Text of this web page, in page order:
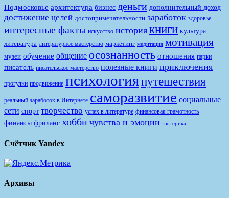
Подмосковье архитектура бизнес деньги дополнительный доход
достижение целей достопримечательности заработок здоровье
интересные факты искусство история книги культура
литература литературное мастерство маркетинг медитация мотивация
музеи обучение общение осознанность отношения парки
писатель писательское мастерство полезные книги приключения
прогулки продвижение психологияпутешествия
реальный заработок в Интернете саморазвитие социальные
сети спорт творчество успех в литературе финансовая грамотность
финансы фриланс хобби чувства и эмоции эзотерика
Счётчик Yandex
Архивы